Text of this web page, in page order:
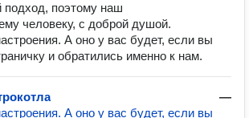
подход, поэтому наш
человеку, с доброй душой.
А оно у вас будет, если вы
и обратились именно к нам.
—
А оно у вас будет, если вы